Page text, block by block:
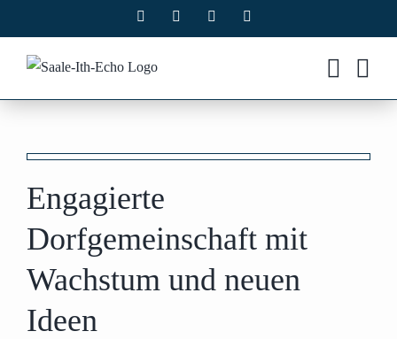
Inhalt
springen
Facebook Instagram
Engagierte
Dorfgemeinschaft mit
Wachstum und neuen
Ideen